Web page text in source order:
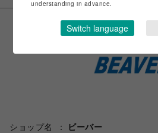
ショップ名
ビーバー
understanding in advance.
Switch language